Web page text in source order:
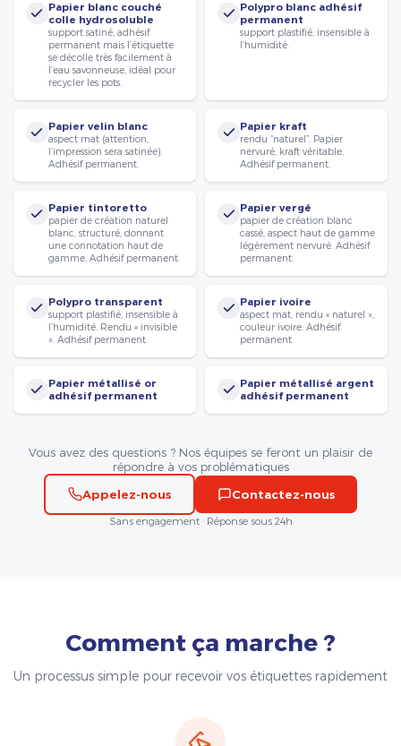
Papier blanc couché
colle hydrosoluble
support satiné, adhésif
permanent mais l’étiquette
se décolle très facilement à
l’eau savonneuse, idéal pour
recycler les pots.
Polypro blanc adhésif
permanent
support plastifié, insensible à
l’humidité.
Papier velin blanc
aspect mat (attention,
l’impression sera satinée).
Adhésif permanent.
Papier kraft
rendu “naturel”. Papier
nervuré, kraft véritable.
Adhésif permanent.
Papier tintoretto
papier de création naturel
blanc, structuré, donnant
une connotation haut de
gamme. Adhésif permanent.
Papier vergé
papier de création blanc
cassé, aspect haut de gamme
légèrement nervuré. Adhésif
permanent.
Polypro transparent
support plastifié, insensible à
l’humidité. Rendu « invisible
». Adhésif permanent.
Papier ivoire
aspect mat, rendu « naturel »,
couleur ivoire. Adhésif
permanent.
Papier métallisé or
adhésif permanent
Papier métallisé argent
adhésif permanent
Vous avez des questions ? Nos équipes se feront un plaisir de
répondre à vos problématiques
Appelez-nous
Contactez-nous
Sans engagement · Réponse sous 24h
Comment ça marche ?
Un processus simple pour recevoir vos étiquettes rapidement